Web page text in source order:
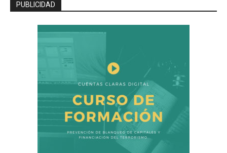
PUBLICIDAD